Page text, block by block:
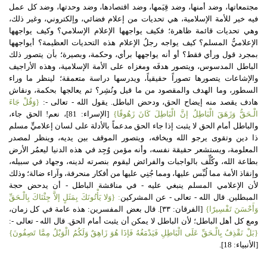
مجتمعاتها، وضد أمنها، وضد قِيَمها، وضد اقتصادها، وضد وحدتها، وضد كل عمل
فيه خير للأمة الإسلامية، هي تحديات من إعلام فضائي، وإلكتروني، وغير ذلك،
وهي تحديات قائمة ظاهرة؛ فكيف يواجهها الإعلام الإسلامي؟ وكيف يواجهها
الإعلاميُّ المسلم؟ كيف يواجه رجلُ الإعلام هذه التحديات العظيمة؟ أيواجهها
بمجرد قول ورأي فقط؟ أو أنه يواجهها برأي، وحكمة، وبصيرة؛ بأن يتصور ذلك
الباطل المدسوس، ويتصور هدفَه ومغزاه على الأمة الإسلامية، وهذه الأراجيف
والإشاعات يتصورها تصوراً حقيقياً، ويدرسها دراسة متعمقة؛ لينظر ما وراء
السطور، وما الهدف والمقصود من ما قيل ونُشِر؟ ثم يعالجها بحكمة، ونقاش
هادف يقصد منه إيضاح الحق، ودحض الباطل
يقول الله - تعالى -:
{وَقُلْ جَاءَ
الْـحَقُّ وَزَهَقَ الْبَاطِلُ إنَّ الْبَاطِلَ كَانَ زَهُوقًا}
[الإسراء:
81
]، نعم ! الحق جاء،
والباطل أمام الحق لا يثبت إذا جاء الحق مدعماً بالأدلة على لسان إعلاميٍّ مسلم
ذا دين وتقوى يرجو الله ويخافه، ويتصور الموقف بين يديه، وينظر لمصدر
المعلومة، ويستشعر حقيقة نفسه، وأنه مؤمن وُجِد في هذه الدنيا ليعمُر الأرض
بطاعة الله، وكُلِّف بالواجبات والفرائض ليقوم بنصرته لدينه، وجهاد في سبيله،
وإنقاذ الأمة مما لُبِّس عليها، ومما جُنِي عليها من أفكار منحرفة، وآراء ضالة؛ وذلك
لأن الإعلامي المسلم ينبغي عليه - في مناقشة الباطل - أن يدحض حجة
المبطلين .قال الله - تعالى - عن المشركين: {وَلا يَأْتُونَكَ بِمَثَلٍ إلاَّ جِئْنَاكَ بِالْـحَقِّ
وَأَحْسَنَ تَفْسِيرًا}
[الفرقان: ٣٣].قال بعض المفسرين: هذه عامة في كل زمان،
ومع كل أهل الباطل؛ لأن الباطل لا يمكن أن يثبت أمام الحق قال الله -تعالى -:
{بَلْ نَقْذِفُ بِالْـحَقِّ عَلَى الْبَاطِلِ فَيَدْمَغُهُ فَإذَا هُوَ زَاهِقٌ وَلَكُمُ الْوَيْلُ مِمَّا تَصِفُونَ}
[الأنبياء:
18
].